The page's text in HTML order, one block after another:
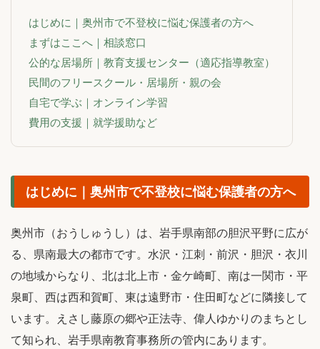
はじめに｜奥州市で不登校に悩む保護者の方へ
まずはここへ｜相談窓口
公的な居場所｜教育支援センター（適応指導教室）
民間のフリースクール・居場所・親の会
自宅で学ぶ｜オンライン学習
費用の支援｜就学援助など
はじめに｜奥州市で不登校に悩む保護者の方へ
奥州市（おうしゅうし）は、岩手県南部の胆沢平野に広が
る、県南最大の都市です。水沢・江刺・前沢・胆沢・衣川
の地域からなり、北は北上市・金ケ崎町、南は一関市・平
泉町、西は西和賀町、東は遠野市・住田町などに隣接して
います。えさし藤原の郷や正法寺、偉人ゆかりのまちとし
て知られ、岩手県南教育事務所の管内にあります。